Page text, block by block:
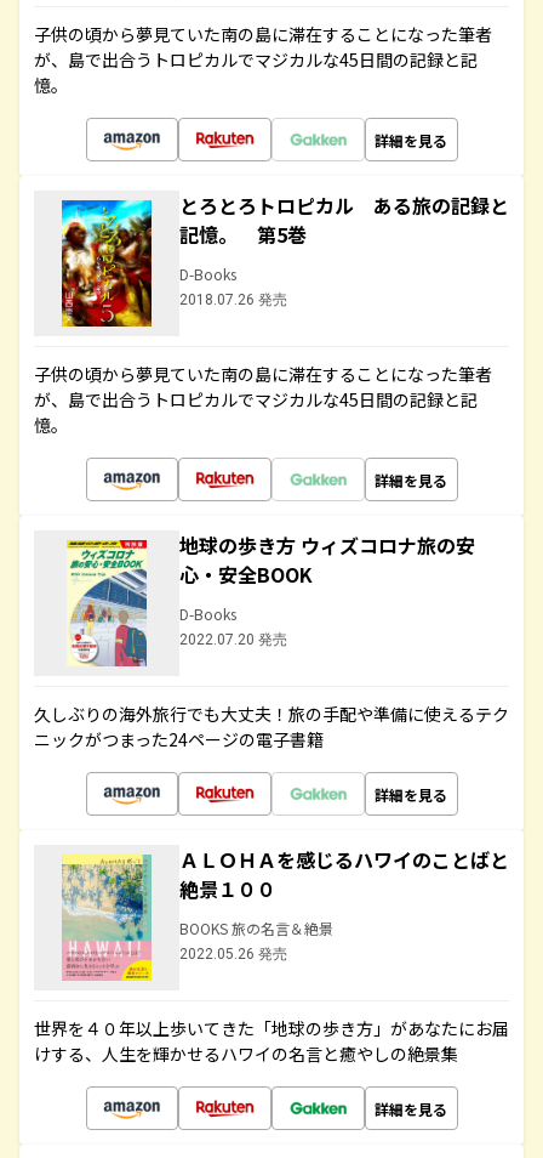
子供の頃から夢見ていた南の島に滞在することになった筆者
が、島で出合うトロピカルでマジカルな45日間の記録と記
憶。
詳細を見る
とろとろトロピカル ある旅の記録と
記憶。 第5巻
D-Books
2018.07.26 発売
子供の頃から夢見ていた南の島に滞在することになった筆者
が、島で出合うトロピカルでマジカルな45日間の記録と記
憶。
詳細を見る
地球の歩き方 ウィズコロナ旅の安
心・安全BOOK
D-Books
2022.07.20 発売
久しぶりの海外旅行でも大丈夫！旅の手配や準備に使えるテク
ニックがつまった24ページの電子書籍
詳細を見る
ＡＬＯＨＡを感じるハワイのことばと
絶景１００
BOOKS 旅の名言＆絶景
2022.05.26 発売
世界を４０年以上歩いてきた「地球の歩き方」があなたにお届
けする、人生を輝かせるハワイの名言と癒やしの絶景集
詳細を見る